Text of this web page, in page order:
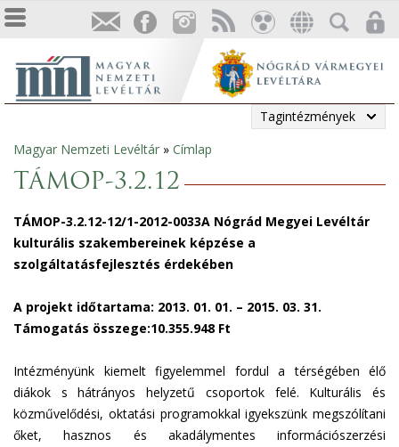
Tagintézmények
Jelenlegi
hely
Magyar Nemzeti Levéltár » Címlap
TÁMOP-3.2.12
TÁMOP-3.2.12-12/1-2012-0033A Nógrád Megyei Levéltár
kulturális szakembereinek képzése a
szolgáltatásfejlesztés érdekében
A projekt időtartama: 2013. 01. 01. – 2015. 03. 31.
Támogatás összege:10.355.948 Ft
Intézményünk kiemelt figyelemmel fordul a térségében élő
diákok s hátrányos helyzetű csoportok felé. Kulturális és
közművelődési, oktatási programokkal igyekszünk megszólítani
őket, hasznos és akadálymentes információszerzési